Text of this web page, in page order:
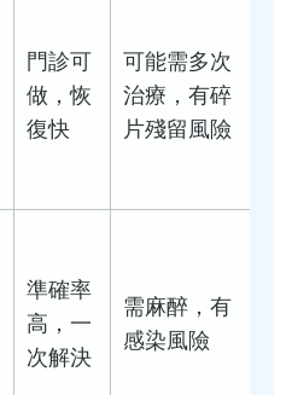
門診可
做，恢
復快
可能需多次
治療，有碎
片殘留風險
準確率
高，一
次解決
需麻醉，有
感染風險